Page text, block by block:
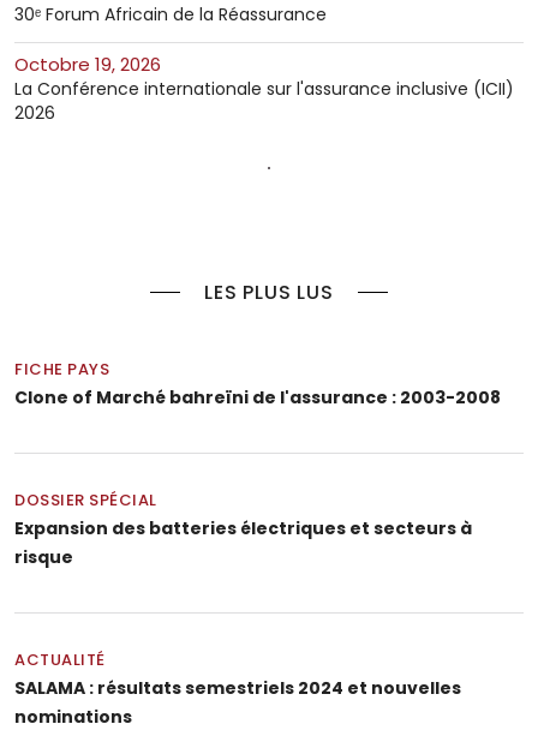
30ᵉ Forum Africain de la Réassurance
octobre 19, 2026
La Conférence internationale sur l'assurance inclusive (ICII)
2026
LES PLUS LUS
FICHE PAYS
Clone of Marché bahreïni de l'assurance : 2003-2008
DOSSIER SPÉCIAL
Expansion des batteries électriques et secteurs à
risque
ACTUALITÉ
SALAMA : résultats semestriels 2024 et nouvelles
nominations